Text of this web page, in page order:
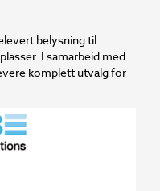
belysning til
I samarbeid med
komplett utvalg for